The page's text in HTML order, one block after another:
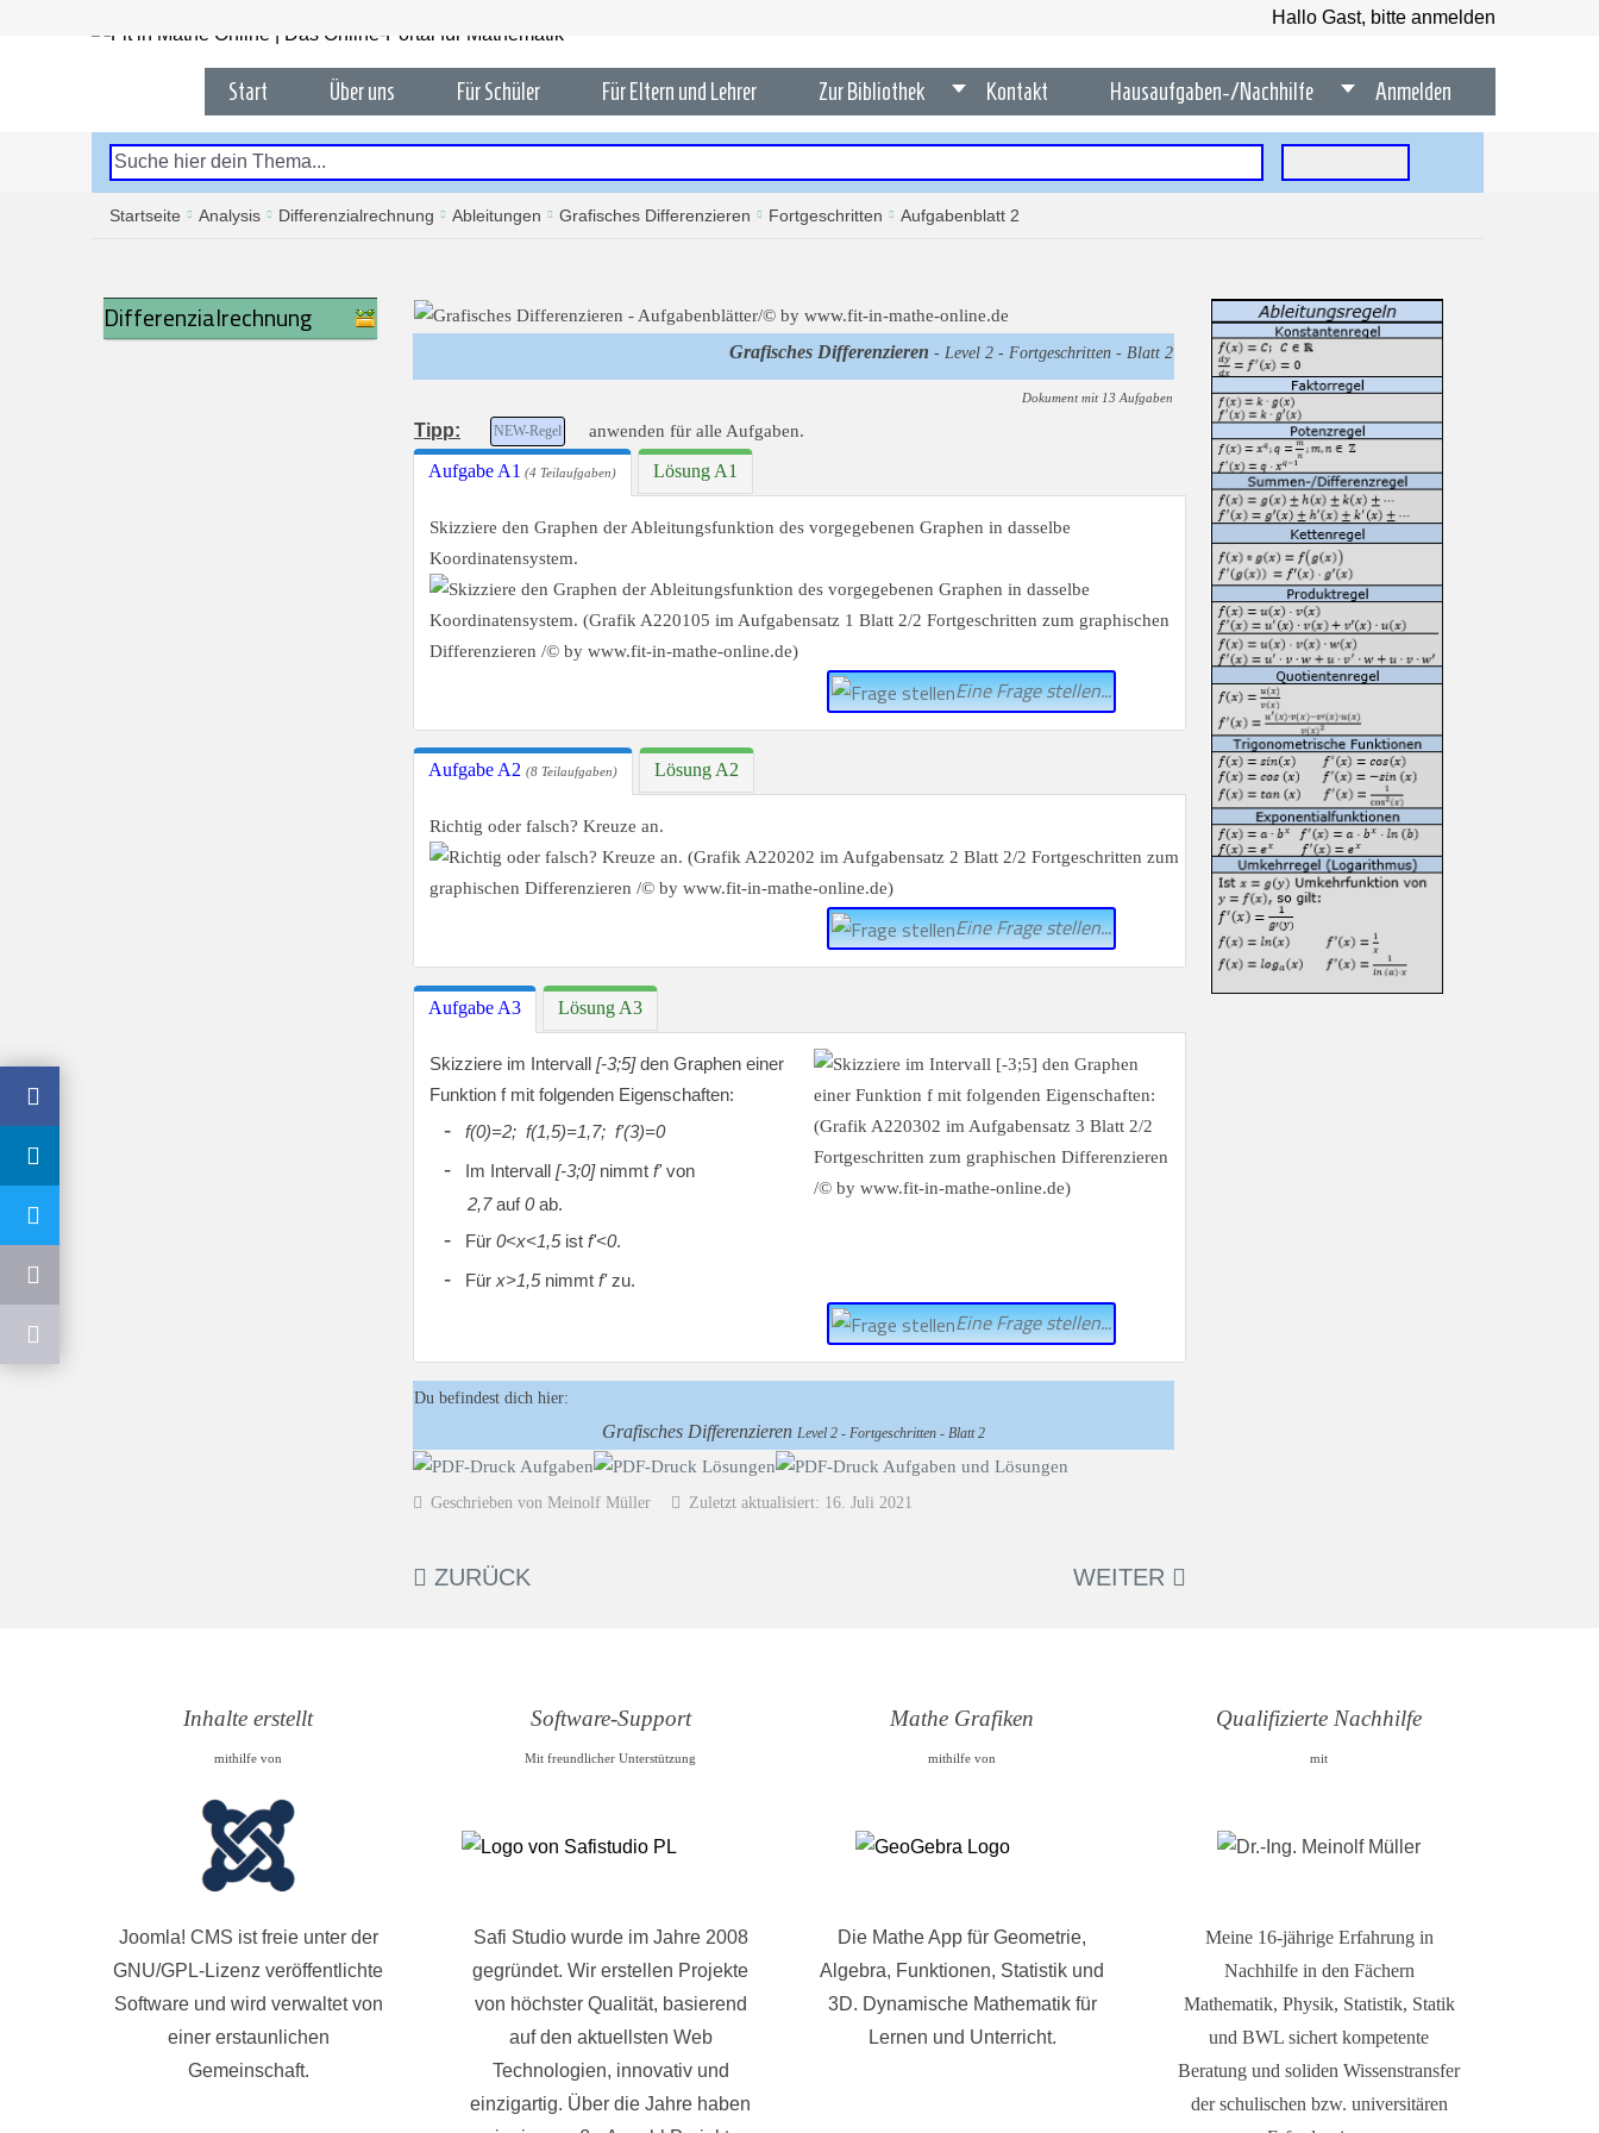
Hallo Gast, bitte anmelden
Start Über uns Für Schüler Für Eltern und Lehrer Zur Bibliothek Kontakt Hausaufgaben-/Nachhilfe Anmelden
Startseite Analysis Differenzialrechnung Ableitungen Grafisches Differenzieren Fortgeschritten Aufgabenblatt 2
Differenzialrechnung
Grafisches Differenzieren - Level 2 - Fortgeschritten - Blatt 2
Dokument mit 13 Aufgaben
Tipp: NEW-Regel anwenden für alle Aufgaben.
Aufgabe A1 (4 Teilaufgaben) Lösung A1
Skizziere den Graphen der Ableitungsfunktion des vorgegebenen Graphen in dasselbe
Koordinatensystem.
Eine Frage stellen...
Aufgabe A2 (8 Teilaufgaben) Lösung A2
Richtig oder falsch? Kreuze an.
Eine Frage stellen...
Aufgabe A3 Lösung A3
Skizziere im Intervall [-3;5]den Graphen einer
Funktion f mit folgenden Eigenschaften:
- f(0)=2; f(1,5)=1,7; f'(3)=0
- Im Intervall [-3;0]nimmt f'von
2,7auf0ab.
- Für 0<x<1,5ist f'<0.
- Für x>1,5nimmt f'zu.
Eine Frage stellen...
Du befindest dich hier:
Grafisches Differenzieren Level 2 - Fortgeschritten - Blatt 2
Geschrieben von Meinolf Müller Zuletzt aktualisiert: 16. Juli 2021
ZURÜCK WEITER
Inhalte erstellt
mithilfe von
Joomla! CMS ist freie unter der
GNU/GPL-Lizenz veröffentlichte
Software und wird verwaltet von
einer erstaunlichen
Gemeinschaft.
Software-Support
Mit freundlicher Unterstützung
Safi Studio wurde im Jahre 2008
gegründet. Wir erstellen Projekte
von höchster Qualität, basierend
auf den aktuellsten Web
Technologien, innovativ und
einzigartig. Über die Jahre haben
Mathe Grafiken
mithilfe von
Die Mathe App für Geometrie,
Algebra, Funktionen, Statistik und
3D. Dynamische Mathematik für
Lernen und Unterricht.
Qualifizierte Nachhilfe
mit
Meine 16-jährige Erfahrung in
Nachhilfe in den Fächern
Mathematik, Physik, Statistik, Statik
und BWL sichert kompetente
Beratung und soliden Wissenstransfer
der schulischen bzw. universitären